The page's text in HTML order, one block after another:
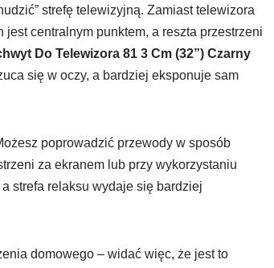
strefę telewizyjną. Zamiast telewizora
centralnym punktem, a reszta przestrzeni
Do Telewizora 81 3 Cm (32”) Czarny
się w oczy, a bardziej eksponuje sam
poprowadzić przewody w sposób
za ekranem lub przy wykorzystaniu
strefa relaksu wydaje się bardziej
domowego – widać więc, że jest to